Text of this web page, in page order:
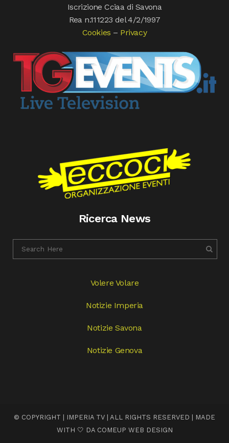
Iscrizione Cciaa di Savona
Rea n.111223 del 4/2/1997
Cookies – Privacy
Ricerca News
Volere Volare
Notizie Imperia
Notizie Savona
Notizie Genova
© COPYRIGHT | IMPERIA TV | ALL RIGHTS RESERVED | MADE
WITH 🤍 DA COMEUP WEB DESIGN